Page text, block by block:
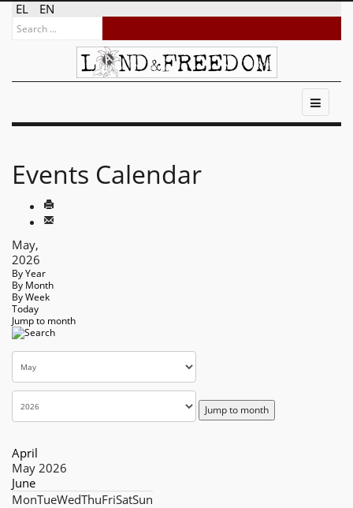
EL EN
Events Calendar
May,
2026
By Year
By Month
By Week
Today
Jump to month
Jump to month
April
May 2026
June
MonTueWedThuFriSatSun